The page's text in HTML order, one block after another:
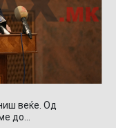
веќе. Од
до…